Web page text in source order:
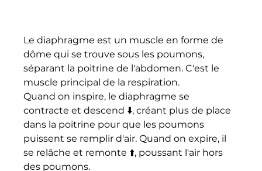
Le diaphragme est un muscle en forme de
dôme qui se trouve sous les poumons,
séparant la poitrine de l'abdomen. C'est le
muscle principal de la respiration.
Quand on inspire, le diaphragme se
contracte et descend ⬇️, créant plus de place
dans la poitrine pour que les poumons
puissent se remplir d'air. Quand on expire, il
se relâche et remonte ⬆️, poussant l'air hors
des poumons.